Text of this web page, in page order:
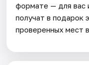
формате — для вас
получат в подарок
проверенных мест